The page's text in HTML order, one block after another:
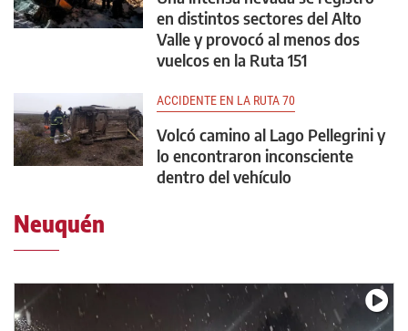
en distintos sectores del Alto
Valle y provocó al menos dos
vuelcos en la Ruta 151
ACCIDENTE EN LA RUTA 70
Volcó camino al Lago Pellegrini y
lo encontraron inconsciente
dentro del vehículo
Neuquén